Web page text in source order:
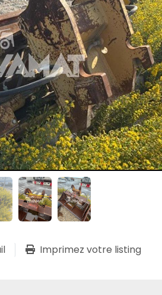
Imprimez votre listing